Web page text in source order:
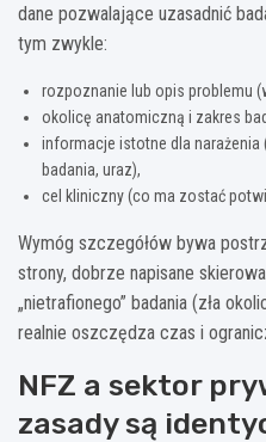
dane pozwalające uzasadnić
tym zwykle:
rozpoznanie lub opis problemu
okolicę anatomiczną i zakres
informacje istotne dla narażenia
badania, uraz),
cel kliniczny (co ma zostać
Wymóg szczegółów bywa
strony, dobrze napisane
„nietrafionego” badania (zła
realnie oszczędza czas i
NFZ a sektor
zasady są